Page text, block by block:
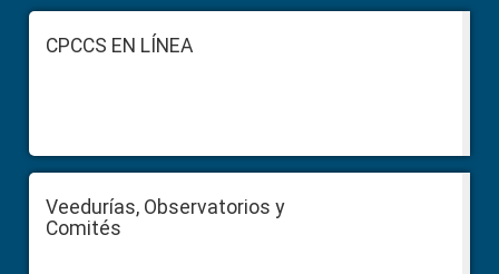
Sidebar
FooterCPCCS EN LÍNEA
Veedurías, Observatorios y
Comités